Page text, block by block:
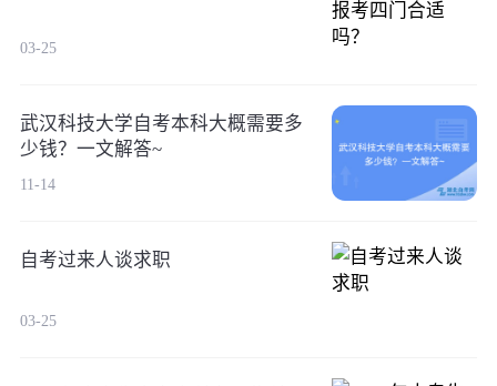
03-25
武汉科技大学自考本科大概需要多
少钱？一文解答~
11-14
自考过来人谈求职
03-25